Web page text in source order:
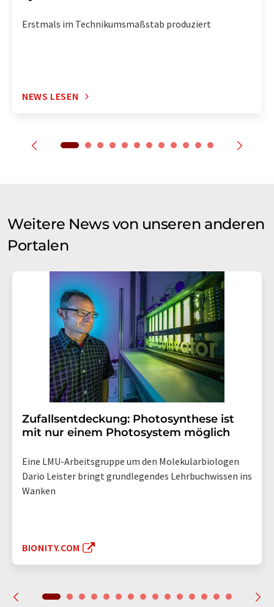
Erstmals im Technikumsmaßstab produziert
NEWS LESEN
Weitere News von unseren anderen
Portalen
Zufallsentdeckung: Photosynthese ist
mit nur einem Photosystem möglich
Eine LMU-Arbeitsgruppe um den Molekularbiologen
Dario Leister bringt grundlegendes Lehrbuchwissen ins
Wanken
BIONITY.COM